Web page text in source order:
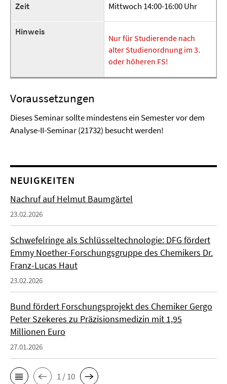
Zeit
Mittwoch 14:00-16:00 Uhr
Hinweis
Nur für Studierende nach
alter Studienordnung im 3.
oder höheren FS!
Voraussetzungen
Dieses Seminar sollte mindestens ein Semester vor dem
Analyse-II-Seminar (21732) besucht werden!
NEUIGKEITEN
Nachruf auf Helmut Baumgärtel
23.02.2026
Schwefelringe als Schlüsseltechnologie: DFG fördert
Emmy Noether-Forschungsgruppe des Chemikers Dr.
Franz-Lucas Haut
23.02.2026
Bund fördert Forschungsprojekt des Chemiker Gergo
Peter Szekeres zu Präzisionsmedizin mit 1,95
Millionen Euro
27.01.2026
1 / 10